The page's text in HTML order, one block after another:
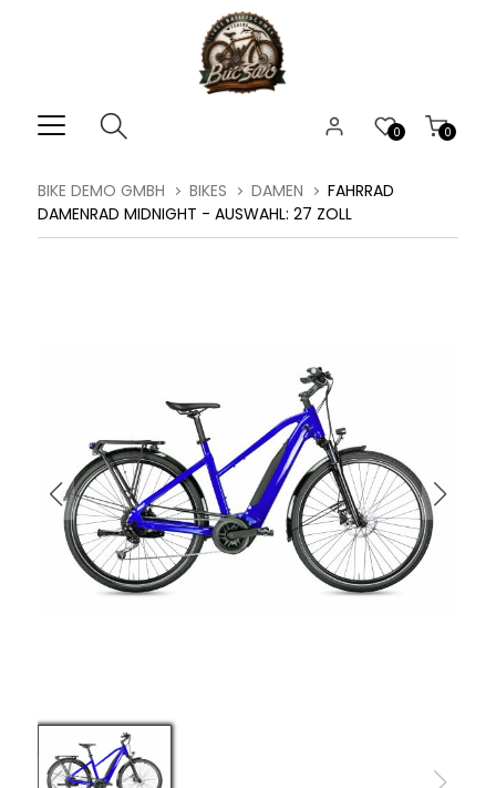
0
0
BIKE DEMO GMBH BIKES DAMEN
FAHRRAD
DAMENRAD MIDNIGHT - AUSWAHL: 27 ZOLL